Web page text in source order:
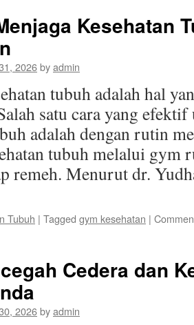
Kesehatan
2026byadmin
tubuh adalah hal
satu cara yang
adalah dengan rutin
tubuh melalui gym
remeh. Menurut dr.
Tubuh | Tagged gym kesehatan |
Cedera dan
2026byadmin